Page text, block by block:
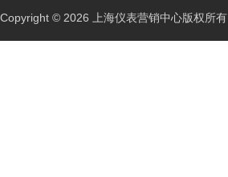
Copyright © 2026 上海仪表营销中心版权所有